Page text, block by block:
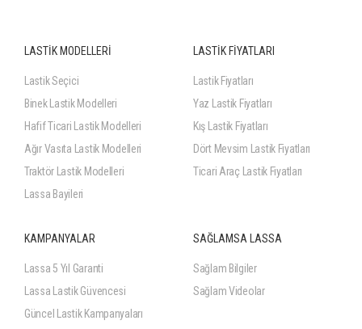
LASTİK MODELLERİ
Lastik Seçici
Binek Lastik Modelleri
Hafif Ticari Lastik Modelleri
Ağır Vasıta Lastik Modelleri
Traktör Lastik Modelleri
Lassa Bayileri
LASTİK FİYATLARI
Lastik Fiyatları
Yaz Lastik Fiyatları
Kış Lastik Fiyatları
Dört Mevsim Lastik Fiyatları
Ticari Araç Lastik Fiyatları
KAMPANYALAR
Lassa 5 Yıl Garanti
Lassa Lastik Güvencesi
Güncel Lastik Kampanyaları
SAĞLAMSA LASSA
Sağlam Bilgiler
Sağlam Videolar